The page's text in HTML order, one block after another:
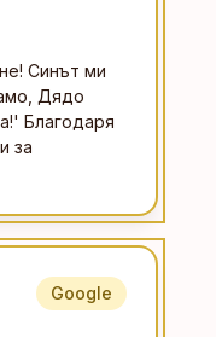
Синът ми
Дядо
Благодаря
за
Google